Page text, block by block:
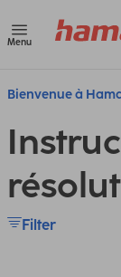
Menu
Bienvenue à
Filter